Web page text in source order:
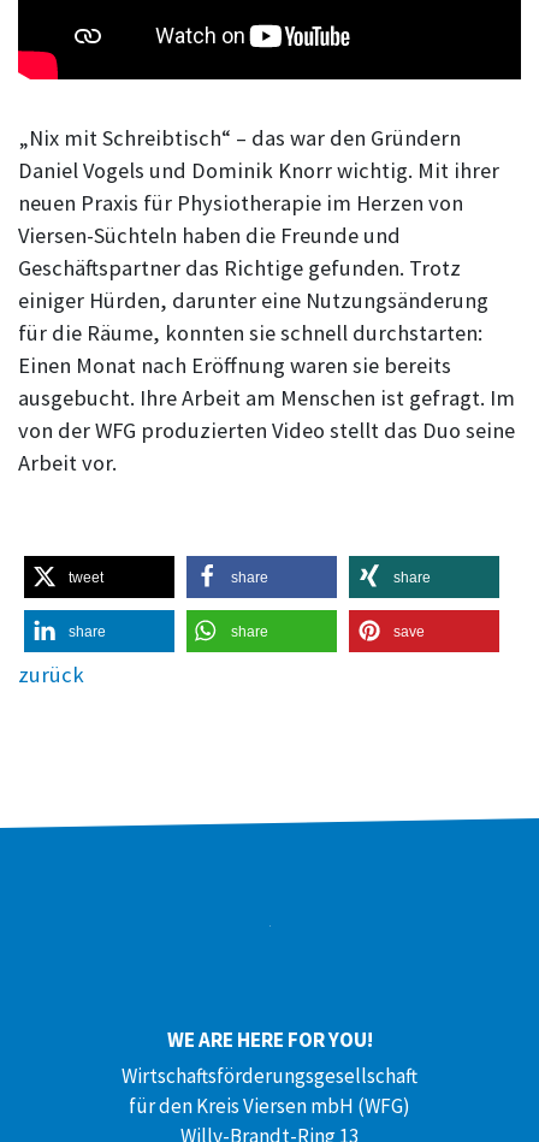
„Nix mit Schreibtisch“ – das war den Gründern
Daniel Vogels und Dominik Knorr wichtig. Mit ihrer
neuen Praxis für Physiotherapie im Herzen von
Viersen-Süchteln haben die Freunde und
Geschäftspartner das Richtige gefunden. Trotz
einiger Hürden, darunter eine Nutzungsänderung
für die Räume, konnten sie schnell durchstarten:
Einen Monat nach Eröffnung waren sie bereits
ausgebucht. Ihre Arbeit am Menschen ist gefragt. Im
von der WFG produzierten Video stellt das Duo seine
Arbeit vor.
tweet share share
share share save
zurück
WE ARE HERE FOR YOU!
Wirtschaftsförderungsgesellschaft
für den Kreis Viersen mbH (WFG)
Willy-Brandt-Ring 13